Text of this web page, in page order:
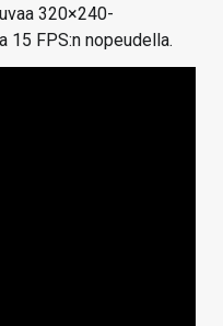
320×240-
15 FPS:n nopeudella.